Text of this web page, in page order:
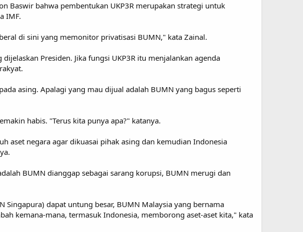
Baswir bahwa pembentukan UKP3R merupakan strategi untuk
IMF.
di sini yang memonitor privatisasi BUMN," kata Zainal.
Presiden. Jika fungsi UKP3R itu menjalankan agenda
asing. Apalagi yang mau dijual adalah BUMN yang bagus seperti
habis. "Terus kita punya apa?" katanya.
aset negara agar dikuasai pihak asing dan kemudian Indonesia
BUMN dianggap sebagai sarang korupsi, BUMN merugi dan
Singapura) dapat untung besar, BUMN Malaysia yang bernama
kemana-mana, termasuk Indonesia, memborong aset-aset kita," kata